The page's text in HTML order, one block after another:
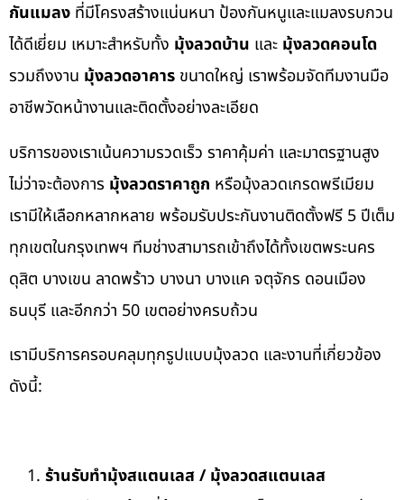
กันแมลง ที่มีโครงสร้างแน่นหนา ป้องกันหนูและแมลงรบกวน
ได้ดีเยี่ยม เหมาะสำหรับทั้ง มุ้งลวดบ้าน และ มุ้งลวดคอนโด
รวมถึงงาน มุ้งลวดอาคาร ขนาดใหญ่ เราพร้อมจัดทีมงานมือ
อาชีพวัดหน้างานและติดตั้งอย่างละเอียด
บริการของเราเน้นความรวดเร็ว ราคาคุ้มค่า และมาตรฐานสูง
ไม่ว่าจะต้องการ มุ้งลวดราคาถูก หรือมุ้งลวดเกรดพรีเมียม
เรามีให้เลือกหลากหลาย พร้อมรับประกันงานติดตั้งฟรี 5 ปีเต็ม
ทุกเขตในกรุงเทพฯ ทีมช่างสามารถเข้าถึงได้ทั้งเขตพระนคร
ดุสิต บางเขน ลาดพร้าว บางนา บางแค จตุจักร ดอนเมือง
ธนบุรี และอีกกว่า 50 เขตอย่างครบถ้วน
เรามีบริการครอบคลุมทุกรูปแบบมุ้งลวด และงานที่เกี่ยวข้อง
ดังนี้:
ร้านรับทำมุ้งสแตนเลส / มุ้งลวดสแตนเลส